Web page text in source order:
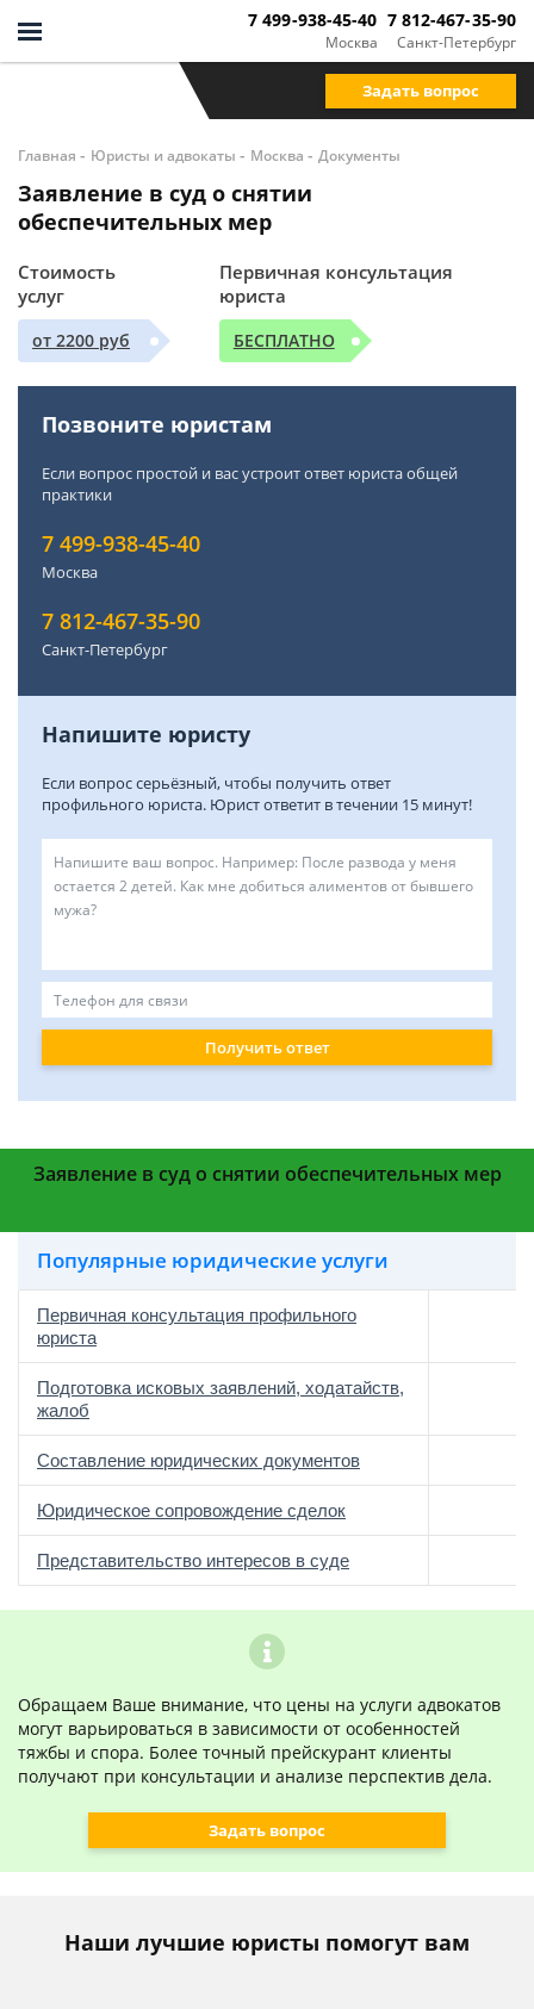
Москва
7 499-938-45-40
Санкт-Петербург
7 812-467-35-90
Задать вопрос
Главная - Юристы и адвокаты - Москва - Документы
Заявление в суд о снятии
обеспечительных мер
Стоимость
услуг
от 2200 руб
Первичная консультация
юриста
БЕСПЛАТНО
Позвоните юристам
Если вопрос простой и вас устроит ответ юриста общей
практики
7 499-938-45-40
Москва
7 812-467-35-90
Санкт-Петербург
Напишите юристу
Если вопрос серьёзный, чтобы получить ответ
профильного юриста. Юрист ответит в течении 15 минут!
Получить ответ
Заявление в суд о снятии обеспечительных мер
Популярные юридические услуги
Первичная консультация профильного
юриста
Подготовка исковых заявлений, ходатайств,
жалоб
Составление юридических документов
Юридическое сопровождение сделок
Представительство интересов в суде
Обращаем Ваше внимание, что цены на услуги адвокатов
могут варьироваться в зависимости от особенностей
тяжбы и спора. Более точный прейскурант клиенты
получают при консультации и анализе перспектив дела.
Задать вопрос
Наши лучшие юристы помогут вам